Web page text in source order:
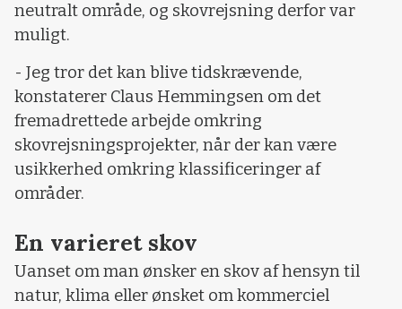
neutralt område, og skovrejsning derfor var
muligt.
- Jeg tror det kan blive tidskrævende,
konstaterer Claus Hemmingsen om det
fremadrettede arbejde omkring
skovrejsningsprojekter, når der kan være
usikkerhed omkring klassificeringer af
områder.
En varieret skov
Uanset om man ønsker en skov af hensyn til
natur, klima eller ønsket om kommerciel